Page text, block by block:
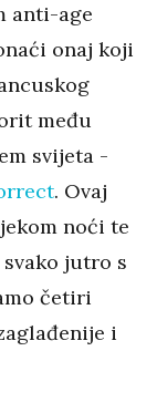
anti-age
onaj koji
među
svijeta -
. Ovaj
noći te
jutro s
četiri
i